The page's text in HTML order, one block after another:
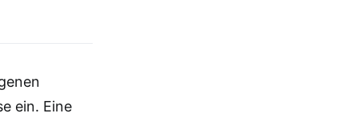
ein. Eine